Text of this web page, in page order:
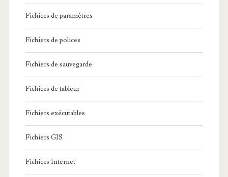
Fichiers de paramètres
Fichiers de polices
Fichiers de sauvegarde
Fichiers de tableur
Fichiers exécutables
Fichiers GIS
Fichiers Internet